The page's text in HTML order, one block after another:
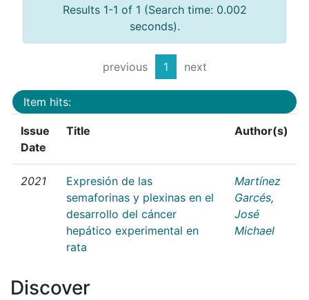
Results 1-1 of 1 (Search time: 0.002
seconds).
previous 1 next
Item hits:
Issue
Date
Title Author(s)
2021
Expresión de las
semaforinas y plexinas en el
desarrollo del cáncer
hepático experimental en
rata
Martínez
Garcés,
José
Michael
Discover